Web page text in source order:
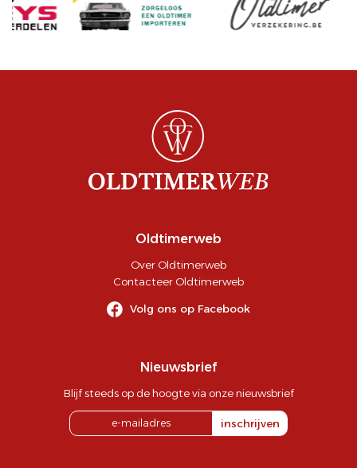
Oldtimerweb
Over Oldtimerweb
Contacteer Oldtimerweb
Volg ons op Facebook
Nieuwsbrief
Blijf steeds op de hoogte via onze nieuwsbrief
inschrijven